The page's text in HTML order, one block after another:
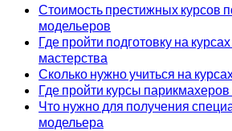
Стоимость престижных курсов
модельеров
Где пройти подготовку на
мастерства
Сколько нужно учиться на
Где пройти курсы парикмахеров
Что нужно для получения
модельера